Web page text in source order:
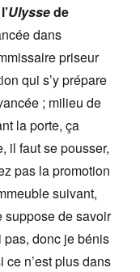
Ulyssede
dans
priseur
qui s’y prépare
; milieu de
la porte, ça
il faut se pousser,
pas la promotion
suivant,
suppose de savoir
donc je bénis
ce n’est plus dans